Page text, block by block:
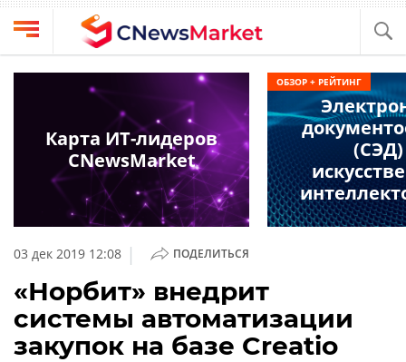
Выбрать
провайдера
Компании
обзоры
кабинет
О
проекте
CNews
Конференции
Техника
03 дек 2019 12:08 | ПОДЕЛИТЬСЯ
«Норбит» внедрит
системы автоматизации
закупок на базе Creatio
Карта ИТ-лидеров
CNewsMarket
(СЭД)
ОБЗОР + РЕЙТИНГ